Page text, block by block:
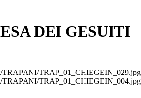
DEI GESUITI
TRAPANI/TRAP_01_CHIEGEIN_029.jpg
TRAPANI/TRAP_01_CHIEGEIN_004.jpg